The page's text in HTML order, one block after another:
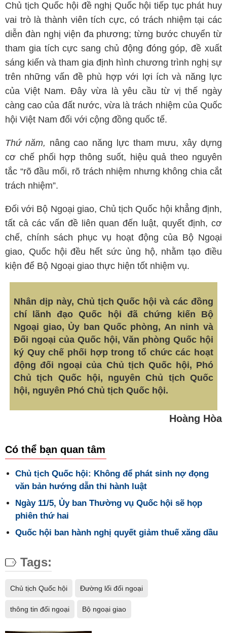
Chủ tịch Quốc hội đề nghị Quốc hội tiếp tục phát huy
vai trò là thành viên tích cực, có trách nhiệm tại các
diễn đàn nghị viện đa phương; từng bước chuyển từ
tham gia tích cực sang chủ động đóng góp, đề xuất
sáng kiến và tham gia định hình chương trình nghị sự
trên những vấn đề phù hợp với lợi ích và năng lực
của Việt Nam. Đây vừa là yêu cầu từ vị thế ngày
càng cao của đất nước, vừa là trách nhiệm của Quốc
hội Việt Nam đối với cộng đồng quốc tế.
Thứ năm, nâng cao năng lực tham mưu, xây dựng
cơ chế phối hợp thông suốt, hiệu quả theo nguyên
tắc “rõ đầu mối, rõ trách nhiệm nhưng không chia cắt
trách nhiệm”.
Đối với Bộ Ngoại giao, Chủ tịch Quốc hội khẳng định,
tất cả các vấn đề liên quan đến luật, quyết định, cơ
chế, chính sách phục vụ hoạt động của Bộ Ngoại
giao, Quốc hội đều hết sức ủng hộ, nhằm tạo điều
kiện để Bộ Ngoại giao thực hiện tốt nhiệm vụ.
Nhân dịp này, Chủ tịch Quốc hội và các đồng
chí lãnh đạo Quốc hội đã chứng kiến Bộ
Ngoại giao, Ủy ban Quốc phòng, An ninh và
Đối ngoại của Quốc hội, Văn phòng Quốc hội
ký Quy chế phối hợp trong tổ chức các hoạt
động đối ngoại của Chủ tịch Quốc hội, Phó
Chủ tịch Quốc hội, nguyên Chủ tịch Quốc
hội, nguyên Phó Chủ tịch Quốc hội.
Hoàng Hòa
Có thể bạn quan tâm
Chủ tịch Quốc hội: Không để phát sinh nợ đọng
văn bản hướng dẫn thi hành luật
Ngày 11/5, Ủy ban Thường vụ Quốc hội sẽ họp
phiên thứ hai
Quốc hội ban hành nghị quyết giảm thuế xăng dầu
Tags:
Chủ tịch Quốc hội Đường lối đối ngoại
thông tin đối ngoại Bộ ngoại giao